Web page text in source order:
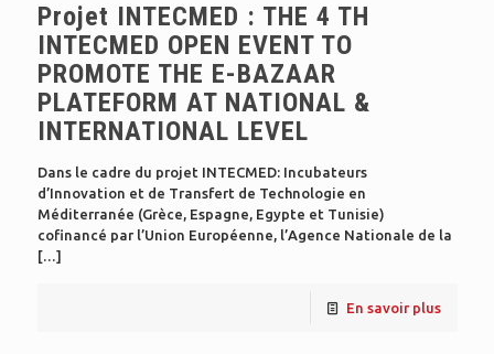
Projet INTECMED : THE 4 TH
INTECMED OPEN EVENT TO
PROMOTE THE E-BAZAAR
PLATEFORM AT NATIONAL &
INTERNATIONAL LEVEL
Dans le cadre du projet INTECMED: Incubateurs
d’Innovation et de Transfert de Technologie en
Méditerranée (Grèce, Espagne, Egypte et Tunisie)
cofinancé par l’Union Européenne, l’Agence Nationale de la
[…]
En savoir plus